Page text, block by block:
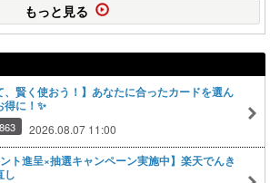
もっと見る
、賢く使おう！】あなたに合ったカードを選ん
得に！✨
2026.08.07 11:00
ント進呈×抽選キャンペーン実施中】楽天でんき
し